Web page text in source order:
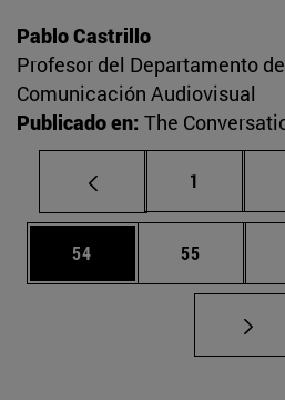
Pablo Castrillo
Profesor del Departamento
Comunicación Audiovisual
Publicado en: The
Página
1
Página
54 Página
55